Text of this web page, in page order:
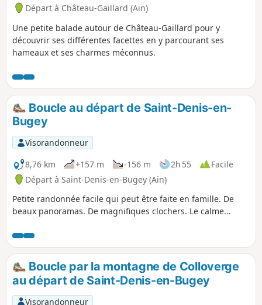
Départ à Château-Gaillard (Ain)
Une petite balade autour de Château-Gaillard pour y
découvrir ses différentes facettes en y parcourant ses
hameaux et ses charmes méconnus.
Boucle au départ de Saint-Denis-en-
Bugey
Visorandonneur
8,76 km
+157 m -156 m 2h 55
Facile
Départ à Saint-Denis-en-Bugey (Ain)
Petite randonnée facile qui peut être faite en famille. De
beaux panoramas. De magnifiques clochers. Le calme...
Boucle par la montagne de Colloverge
au départ de Saint-Denis-en-Bugey
Visorandonneur